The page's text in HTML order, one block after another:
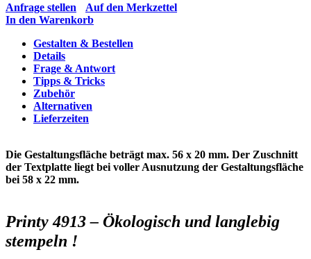
Anfrage stellen
Auf den Merkzettel
In den Warenkorb
Gestalten & Bestellen
Details
Frage & Antwort
Tipps & Tricks
Zubehör
Alternativen
Lieferzeiten
Die Gestaltungsfläche beträgt max. 56 x 20 mm. Der Zuschnitt
der Textplatte liegt bei voller Ausnutzung der Gestaltungsfläche
bei 58 x 22 mm.
Printy 4913 – Ökologisch und langlebig
stempeln !